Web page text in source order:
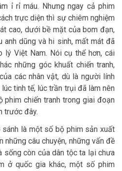
ỉ rỉ máu. Nhưng ngay cả phim
trực diện thì sự chiêm nghiệm
cao, dưới bề mặt của bom đạn,
anh dũng và hi sinh, mất mát đã
lý Việt Nam. Nói cụ thể hơn, cái
những góc khuất chiến tranh,
các nhân vật, dù là người lính
tinh tế, lúc trần trụi đã làm nên
phim chiến tranh trong giai đoạn
trước đây.
là một số bộ phim sản xuất
những câu chuyện, những vấn đề
sống còn của dân tộc ta lại chưa
ở quốc gia khác, một số phim